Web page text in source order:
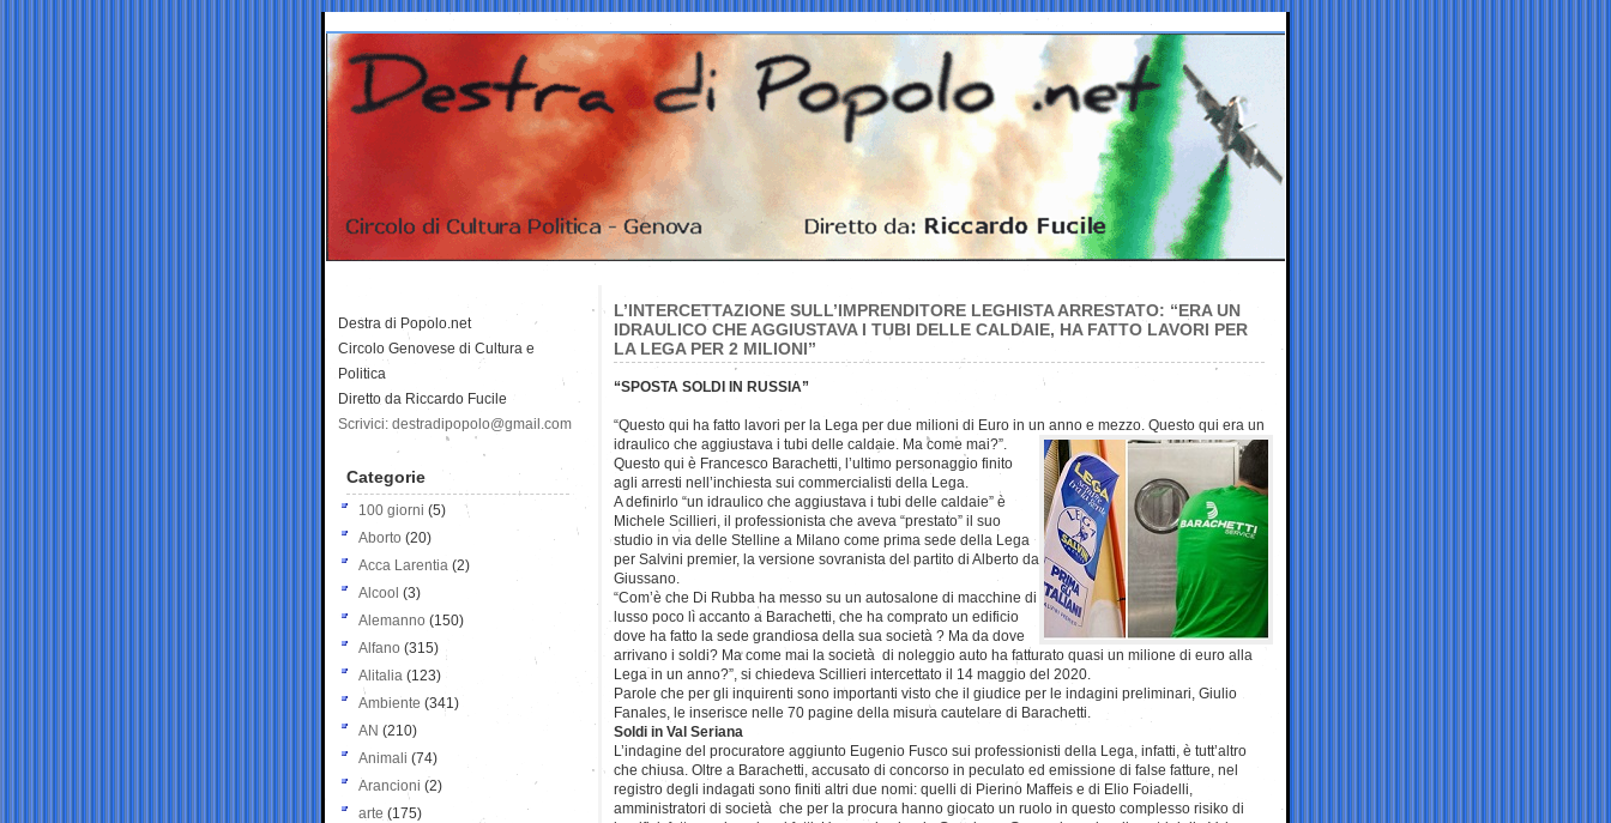
L’INTERCETTAZIONE SULL’IMPRENDITORE LEGHISTA ARRESTATO: “ERA UN
IDRAULICO CHE AGGIUSTAVA I TUBI DELLE CALDAIE, HA FATTO LAVORI PER
LA LEGA PER 2 MILIONI”
“SPOSTA SOLDI IN RUSSIA”
“Questo qui ha fatto lavori per la Lega per due milioni di Euro in un anno e mezzo. Questo qui era un
idraulico che aggiustava i tubi delle caldaie. Ma come mai?”.
Questo qui è Francesco Barachetti, l’ultimo personaggio finito
agli arresti nell’inchiesta sui commercialisti della Lega.
A definirlo “un idraulico che aggiustava i tubi delle caldaie” è
Michele Scillieri, il professionista che aveva “prestato” il suo
studio in via delle Stelline a Milano come prima sede della Lega
per Salvini premier, la versione sovranista del partito di Alberto da
Giussano.
“Com’è che Di Rubba ha messo su un autosalone di macchine di
lusso poco lì accanto a Barachetti, che ha comprato un edificio
dove ha fatto la sede grandiosa della sua società ? Ma da dove
arrivano i soldi? Ma come mai la società di noleggio auto ha fatturato quasi un milione di euro alla
Lega in un anno?”, si chiedeva Scillieri intercettato il 14 maggio del 2020.
Parole che per gli inquirenti sono importanti visto che il giudice per le indagini preliminari, Giulio
Fanales, le inserisce nelle 70 pagine della misura cautelare di Barachetti.
Soldi in Val Seriana
L’indagine del procuratore aggiunto Eugenio Fusco sui professionisti della Lega, infatti, è tutt’altro
che chiusa. Oltre a Barachetti, accusato di concorso in peculato ed emissione di false fatture, nel
registro degli indagati sono finiti altri due nomi: quelli di Pierino Maffeis e di Elio Foiadelli,
amministratori di società che per la procura hanno giocato un ruolo in questo complesso risiko di
Destra di Popolo.net
Circolo Genovese di Cultura e
Politica
Diretto da Riccardo Fucile
Scrivici: destradipopolo@gmail.com
Categorie
100 giorni (5)
Aborto (20)
Acca Larentia (2)
Alcool (3)
Alemanno (150)
Alfano (315)
Alitalia (123)
Ambiente (341)
AN (210)
Animali (74)
Arancioni (2)
arte (175)